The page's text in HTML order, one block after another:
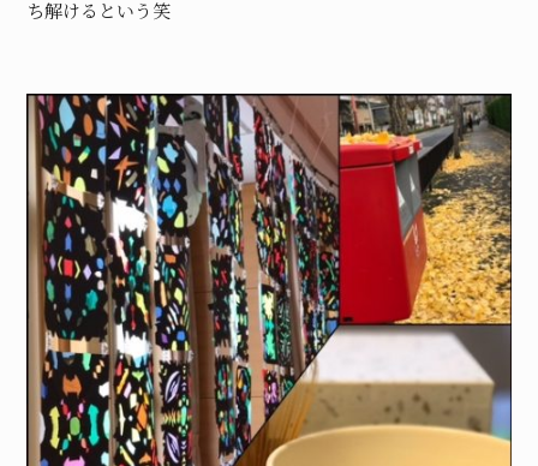
ち解けるという笑